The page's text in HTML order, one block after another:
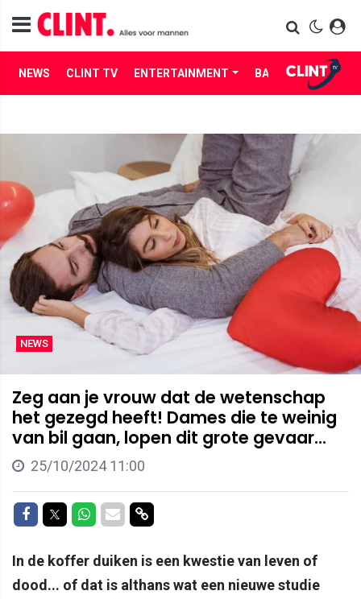
NEWS CLINT TV ENTERTAINMENT BABES LIFE
NEWS
Zeg aan je vrouw dat de wetenschap
het gezegd heeft! Dames die te weinig
van bil gaan, lopen dit grote gevaar...
25/10/2024 11:00
Delen op Facebook
Delen op Twitter
Delen op Whatsapp
Delen via Mail
Delen via link
In de koffer duiken is een kwestie van leven of
dood... of dat is althans wat een nieuwe studie